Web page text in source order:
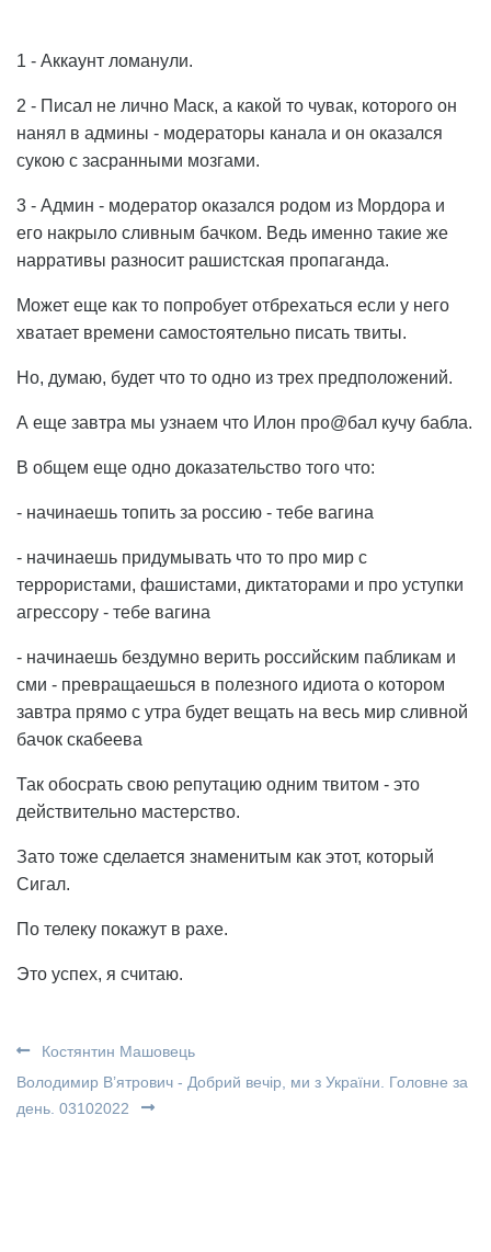
1 - Аккаунт ломанули.
2 - Писал не лично Маск, а какой то чувак, которого он
нанял в админы - модераторы канала и он оказался
сукою с засранными мозгами.
3 - Админ - модератор оказался родом из Мордора и
его накрыло сливным бачком. Ведь именно такие же
нарративы разносит рашистская пропаганда.
Может еще как то попробует отбрехаться если у него
хватает времени самостоятельно писать твиты.
Но, думаю, будет что то одно из трех предположений.
А еще завтра мы узнаем что Илон про@бал кучу бабла.
В общем еще одно доказательство того что:
- начинаешь топить за россию - тебе вагина
- начинаешь придумывать что то про мир с
террористами, фашистами, диктаторами и про уступки
агрессору - тебе вагина
- начинаешь бездумно верить российским пабликам и
сми - превращаешься в полезного идиота о котором
завтра прямо с утра будет вещать на весь мир сливной
бачок скабеева
Так обосрать свою репутацию одним твитом - это
действительно мастерство.
Зато тоже сделается знаменитым как этот, который
Сигал.
По телеку покажут в рахе.
Это успех, я считаю.
Костянтин Машовець
Володимир В’ятрович - Добрий вечір, ми з України. Головне за
день. 03102022